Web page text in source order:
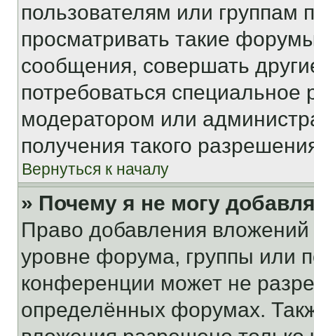
пользователям или группам
просматривать такие
сообщения, совершать
потребоваться
модератором или
получения такого
Вернуться к началу
» Почему я не могу
Право добавления
уровне форума, группы или
конференции может не
определённых форумах.